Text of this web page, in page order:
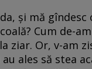
și mă
Cum de-
ziar. Or, v-am
ales să stea